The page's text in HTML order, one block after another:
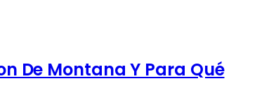
De Montana Y Para Qué